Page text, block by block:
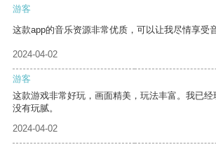
游客
这款app的音乐资源非常优质，可以让我尽情享受
2024-04-02
游客
这款游戏非常好玩，画面精美，玩法丰富。我已
没有玩腻。
2024-04-02